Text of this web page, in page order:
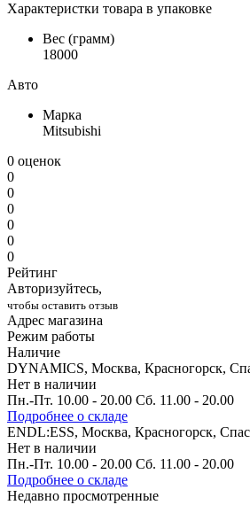
Характеристки товара в упаковке
Вес (грамм)
18000
Авто
Марка
Mitsubishi
0 оценок
0
0
0
0
0
0
Рейтинг
Авторизуйтесь,
чтобы оставить отзыв
Адрес магазина
Режим работы
Наличие
DYNAMICS, Москва, Красногорск,
Нет в наличии
Пн.-Пт. 10.00 - 20.00 Сб. 11.00 - 20.00
Подробнее о складе
ENDL:ESS, Москва, Красногорск,
Нет в наличии
Пн.-Пт. 10.00 - 20.00 Сб. 11.00 - 20.00
Подробнее о складе
Недавно просмотренные